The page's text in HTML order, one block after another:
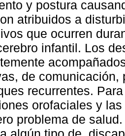
y postura
atribuidos a
que ocurren
infantil. Los
de comunicación,
recurrentes.
orofaciales y
problema de